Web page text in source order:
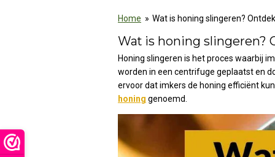
Home » Wat is honing slingeren?
Wat is honing slingeren?
Honing slingeren is het proces waarbij
worden in een centrifuge geplaatst en
ervoor dat imkers de honing efficiënt
honing genoemd.